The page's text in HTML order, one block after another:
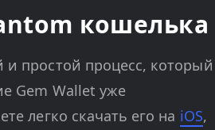
кошелька
и простой процесс, который
Gem Wallet уже
легко скачать его на iOS,